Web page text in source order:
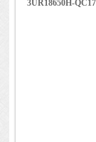
3UR18650H-